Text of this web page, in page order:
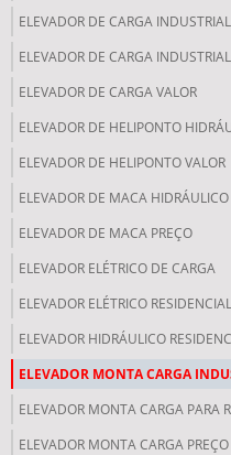
ELEVADOR DE CARGA INDUSTRIAL
ELEVADOR DE CARGA
ELEVADOR DE CARGA VALOR
ELEVADOR DE HELIPONTO
ELEVADOR DE HELIPONTO VALOR
ELEVADOR DE MACA HIDRÁULICO
ELEVADOR DE MACA PREÇO
ELEVADOR ELÉTRICO DE CARGA
ELEVADOR ELÉTRICO RESIDENCIAL
ELEVADOR HIDRÁULICO
ELEVADOR MONTA CARGA
ELEVADOR MONTA CARGA PARA
ELEVADOR MONTA CARGA PREÇO